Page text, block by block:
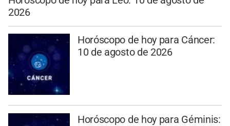
2026
Horóscopo de hoy para Cáncer:
10 de agosto de 2026
Horóscopo de hoy para Géminis: